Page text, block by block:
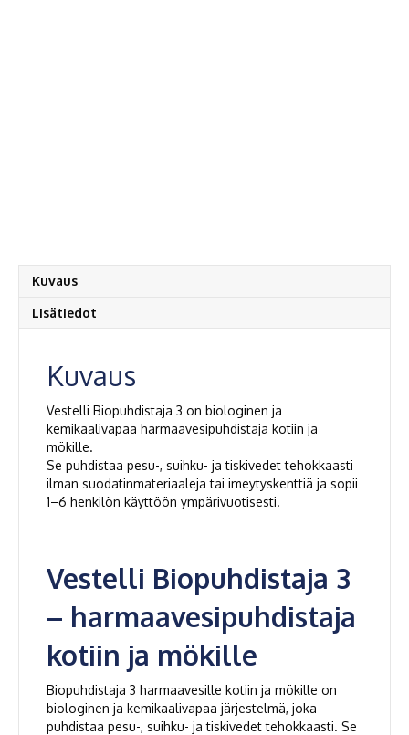
Kuvaus
Lisätiedot
Kuvaus
Vestelli Biopuhdistaja 3 on biologinen ja
kemikaalivapaa harmaavesipuhdistaja kotiin ja
mökille.
Se puhdistaa pesu-, suihku- ja tiskivedet tehokkaasti
ilman suodatinmateriaaleja tai imeytyskenttiä ja sopii
1–6 henkilön käyttöön ympärivuotisesti.
Vestelli Biopuhdistaja 3
– harmaavesipuhdistaja
kotiin ja mökille
Biopuhdistaja 3 harmaavesille kotiin ja mökille on
biologinen ja kemikaalivapaa järjestelmä, joka
puhdistaa pesu-, suihku- ja tiskivedet tehokkaasti. Se